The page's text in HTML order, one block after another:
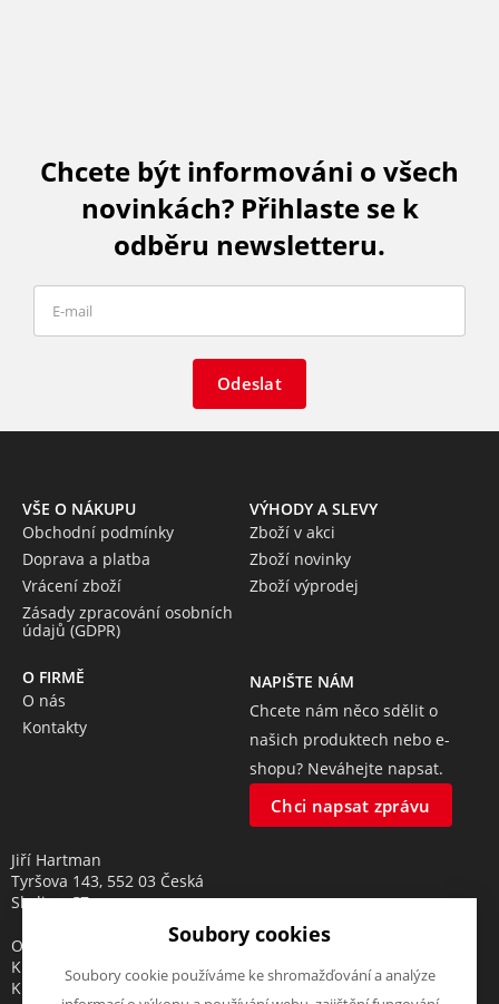
Chcete být informováni o všech
novinkách? Přihlaste se k
odběru newsletteru.
Odeslat
VŠE O NÁKUPU
Obchodní podmínky
Doprava a platba
Vrácení zboží
Zásady zpracování osobních
údajů (GDPR)
VÝHODY A SLEVY
Zboží v akci
Zboží novinky
Zboží výprodej
O FIRMĚ
O nás
Kontakty
NAPIŠTE NÁM
Chcete nám něco sdělit o
našich produktech nebo e-
shopu? Neváhejte napsat.
Chci napsat zprávu
Jiří Hartman
Tyršova 143, 552 03 Česká
Skalice, CZ
Obchodní rejstřík vedený u
Krajského soudu v Hradci
Králové, oddíl A, vložka 18553
Soubory cookies
Soubory cookie používáme ke shromažďování a analýze